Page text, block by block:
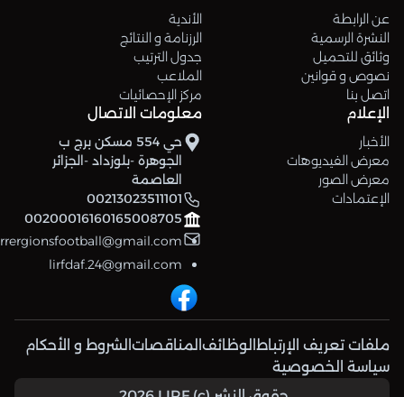
عن الرابطة
النشرة الرسمية
وثائق للتحميل
نصوص و قوانين
اتصل بنا
الأندية
الرزنامة و النتائج
جدول الترتيب
الملاعب
مركز الإحصائيات
الإعلام
الأخبار
معرض الفيديوهات
معرض الصور
الإعتمادات
معلومات الاتصال
حي 554 مسكن برج ب
الجوهرة -بلوزداد -الجزائر
العاصمة
00213023511101
00200016160165008705
lirfdaf.24@gmail.com
ملفات تعريف الإرتباط الوظائف المناقصات الشروط و الأحكام
سياسة الخصوصية